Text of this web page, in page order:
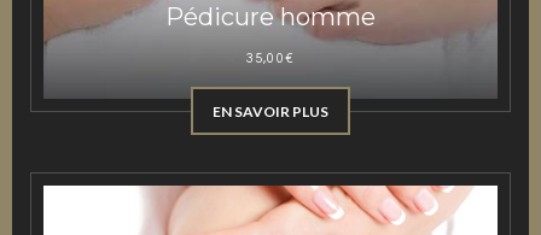
Pédicure homme
35,00€
EN SAVOIR PLUS